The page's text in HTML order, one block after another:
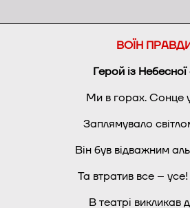
ВОЇН
Герой із Небесної
Ми в горах. Сонце у
Заплямувало
Він був відважним
Та втратив все –
В театрі викликав